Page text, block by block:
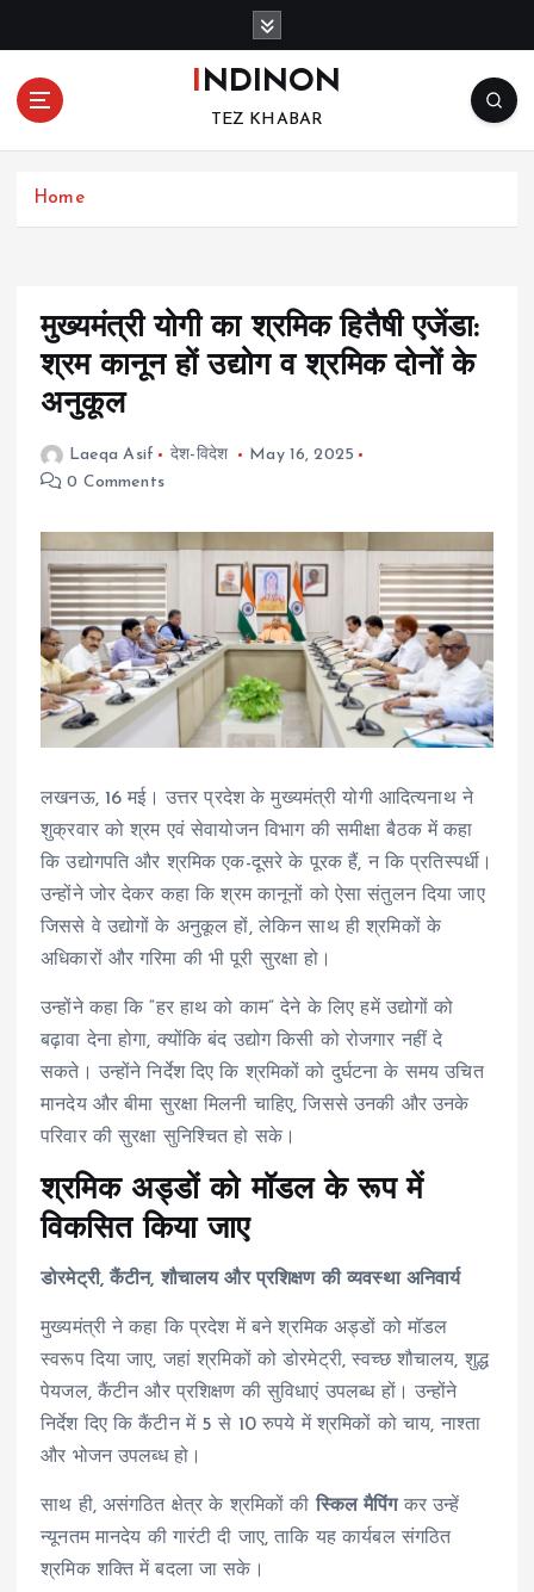
o
INDINON
TEZ KHABAR
Home
मुख्यमंत्री योगी का श्रमिक हितैषी एजेंडा:
श्रम कानून हों उद्योग व श्रमिक दोनों के
अनुकूल
Laeqa Asif देश-विदेश
May 16, 2025
0 Comments
लखनऊ, 16 मई। उत्तर प्रदेश के मुख्यमंत्री योगी आदित्यनाथ ने
शुक्रवार को श्रम एवं सेवायोजन विभाग की समीक्षा बैठक में कहा
कि उद्योगपति और श्रमिक एक-दूसरे के पूरक हैं, न कि प्रतिस्पर्धी।
उन्होंने जोर देकर कहा कि श्रम कानूनों को ऐसा संतुलन दिया जाए
जिससे वे उद्योगों के अनुकूल हों, लेकिन साथ ही श्रमिकों के
अधिकारों और गरिमा की भी पूरी सुरक्षा हो।
उन्होंने कहा कि “हर हाथ को काम” देने के लिए हमें उद्योगों को
बढ़ावा देना होगा, क्योंकि बंद उद्योग किसी को रोजगार नहीं दे
सकते। उन्होंने निर्देश दिए कि श्रमिकों को दुर्घटना के समय उचित
मानदेय और बीमा सुरक्षा मिलनी चाहिए, जिससे उनकी और उनके
परिवार की सुरक्षा सुनिश्चित हो सके।
श्रमिक अड्डों को मॉडल के रूप में
विकसित किया जाए
डोरमेट्री, कैंटीन, शौचालय और प्रशिक्षण की व्यवस्था अनिवार्य
मुख्यमंत्री ने कहा कि प्रदेश में बने श्रमिक अड्डों को मॉडल
स्वरूप दिया जाए, जहां श्रमिकों को डोरमेट्री, स्वच्छ शौचालय, शुद्ध
पेयजल, कैंटीन और प्रशिक्षण की सुविधाएं उपलब्ध हों। उन्होंने
निर्देश दिए कि कैंटीन में 5 से 10 रुपये में श्रमिकों को चाय, नाश्ता
और भोजन उपलब्ध हो।
साथ ही, असंगठित क्षेत्र के श्रमिकों कीस्किल मैपिंगकर उन्हें
न्यूनतम मानदेय की गारंटी दी जाए, ताकि यह कार्यबल संगठित
श्रमिक शक्ति में बदला जा सके।